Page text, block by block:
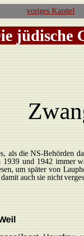
voriges Kapitel
jüdische
als die NS-Behörden
1939 und 1942 immer
um später von L
damit auchsie nicht
eil